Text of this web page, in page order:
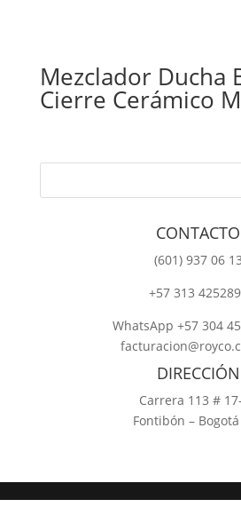
Mezclador Ducha
Cierre Cerámico
CONTACTO
‎(601) 937 06 13
‎+57 313
WhatsApp +57 304
DIRECCIÓN
Carrera 113 #
Fontibón – Bogotá